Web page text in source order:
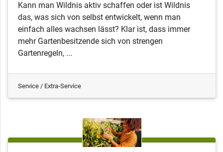
Kann man Wildnis aktiv schaffen oder ist Wildnis
das, was sich von selbst entwickelt, wenn man
einfach alles wachsen lässt? Klar ist, dass immer
mehr Gartenbesitzende sich von strengen
Gartenregeln, ...
Service / Extra-Service